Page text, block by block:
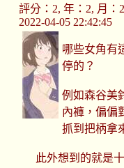
評分：2, 年：2, 月：
2022-04-05 22:42:45
哪些女角有
停的？
例如森谷美
內褲，偏偏
抓到把柄拿
此外想到的就是